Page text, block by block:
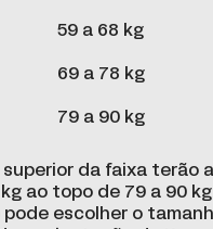
59 a 68 kg
69 a 78 kg
79 a 90 kg
da faixa terão
ao topo de 79 a 90
escolher o